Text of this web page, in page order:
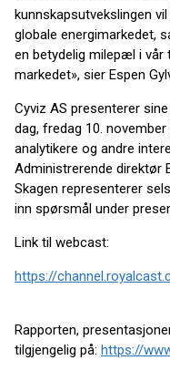
kunnskapsutvekslingen
globale energimarkedet,
en betydelig milepæl i
markedet», sier Espen
Cyviz AS presenterer
dag, fredag 10.
analytikere og andre
Administrerende direktør
Skagen representerer
inn spørsmål under
Link til webcast:
Rapporten,
tilgjengelig på: https://